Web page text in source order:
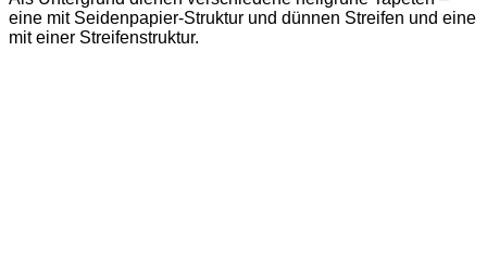
eine mit Seidenpapier-Struktur und dünnen Streifen und eine
mit einer Streifenstruktur.